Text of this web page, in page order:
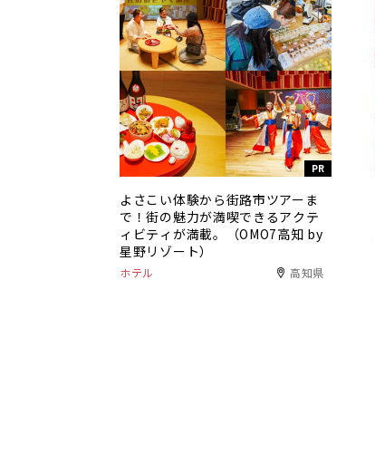
PR
よさこい体験から街路市ツアーま
で！街の魅力が満喫できるアクテ
ィビティが満載。（OMO7高知 by
星野リゾート）
ホテル 高知県